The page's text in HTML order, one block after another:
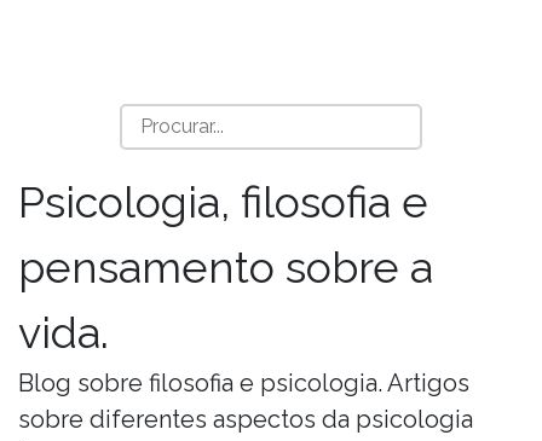
Psicologia, filosofia e
pensamento sobre a
vida.
Blog sobre filosofia e psicologia. Artigos
sobre diferentes aspectos da psicologia